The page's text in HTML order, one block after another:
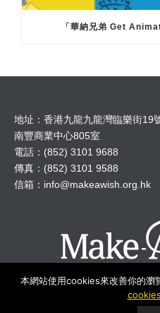
「華納兄弟 Get
地址：香港九龍九龍灣臨樂街19
南豐商業中心805室
電話：(852) 3101 9688
傳真：(852) 3101 9588
信箱： info@makeawish.org.hk
本網站使用cookies來改善你的瀏